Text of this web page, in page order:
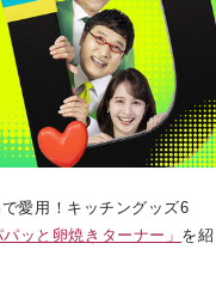
愛用！キッチングッズ6
パッと卵焼きターナー」 を紹